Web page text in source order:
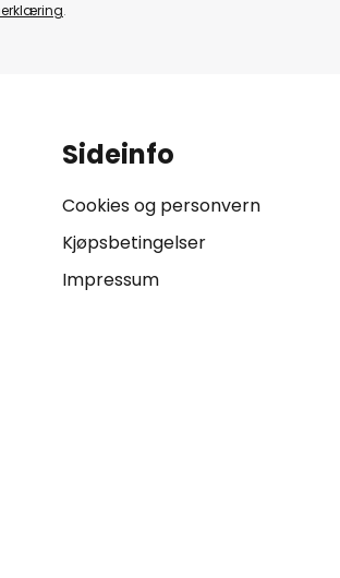
.
Sideinfo
Cookies og personvern
Kjøpsbetingelser
Impressum